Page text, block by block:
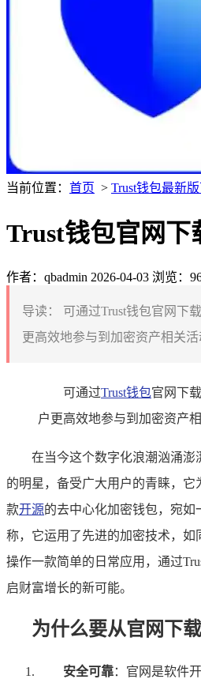
当前位置： 首页 > Trust钱包最新
Trust钱包官网下
作者：qbadmin 2026-04-03 浏览：
导读：
可通过Trust钱包官网下
更高效地参与到加密资产相关
可通过Trust钱包官网下
户更高效地参与到加密资产
在当今这个数字化浪潮汹涌澎
的明星，备受广大用户的青睐，
款开源的去中心化加密钱包，宛如
称，它运用了先进的加密技术，
操作一款简单的日常应用，通过
启财富增长的新可能。
为什么要从官网下
安全可靠：官网是软件